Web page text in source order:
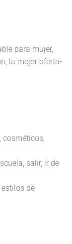
para mujer,
la mejor oferta-
cosméticos,
salir, ir de
de